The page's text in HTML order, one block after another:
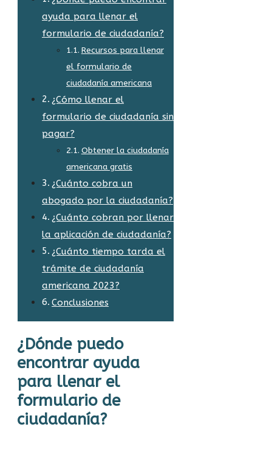
ayuda para llenar el
formulario de ciudadanía?
Recursos para llenar
el formulario de
ciudadanía americana
¿Cómo llenar el
formulario de ciudadanía sin
pagar?
Obtener la ciudadanía
americana gratis
¿Cuánto cobra un
abogado por la ciudadanía?
¿Cuánto cobran por llenar
la aplicación de ciudadanía?
¿Cuánto tiempo tarda el
trámite de ciudadanía
americana 2023?
Conclusiones
¿Dónde puedo
encontrar ayuda
para llenar el
formulario de
ciudadanía?